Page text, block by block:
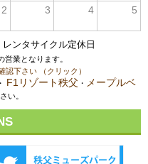
2 3 4 5
ンタサイクル定休日
業となります。
認下さい （クリック）
・ F1リゾート秩父 ・ メープルベ
い。